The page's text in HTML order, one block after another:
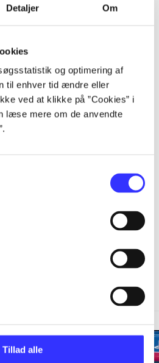
Detaljer Om
og optimering af
til enhver tid ændre eller
ved at klikke på ”Cookies” i
læse mere om de anvendte
Tillad alle